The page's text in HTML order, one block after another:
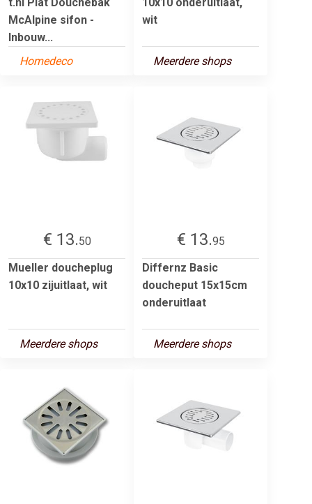
McAlpine sifon -
Inbouw...
Homedeco
wit
Meerdere shops
€ 13.50
Mueller doucheplug
10x10 zijuitlaat, wit
Meerdere shops
€ 13.95
Differnz Basic
doucheput 15x15cm
onderuitlaat
Meerdere shops